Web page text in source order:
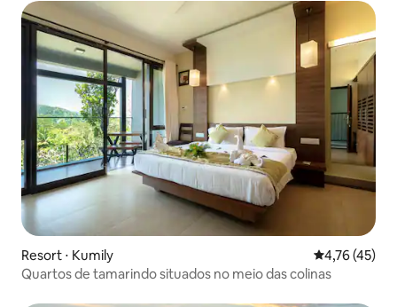
Resort ⋅ Kumily 4,76 de uma
4,76 (45)
Quartos de tamarindo situados no meio das colinas